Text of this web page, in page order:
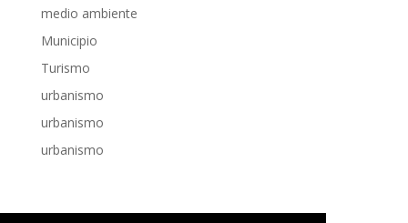
medio ambiente
Municipio
Turismo
urbanismo
urbanismo
urbanismo